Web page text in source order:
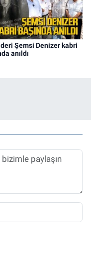
Şemsi Denizer kabri
anıldı